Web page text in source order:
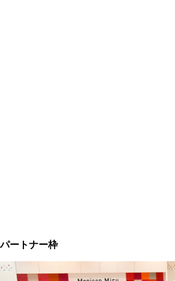
パートナー枠